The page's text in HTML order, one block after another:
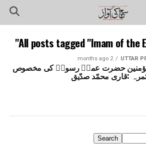
All posts tagged "Imam of the
UTTAR
2 months ago
حضرت عمرؓ رسولؐ کی مخصوص
ثمرہ :قاری محمّد صدّیق
Search